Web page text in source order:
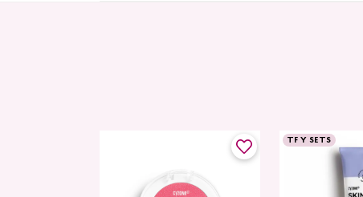
TF Y SETS